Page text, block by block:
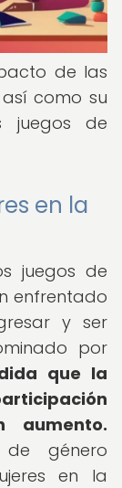
de las
como su
juegos de
en la
juegos de
enfrentado
y ser
por
que la
de género
en la